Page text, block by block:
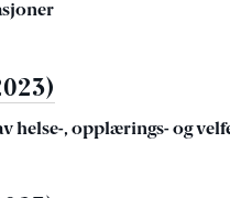
helse-, opplærings- og